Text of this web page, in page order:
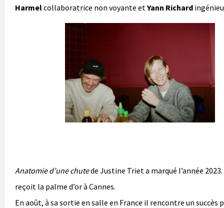
Harmelcollaboratrice non voyante et Yann Richard
Anatomie d’une chutede Justine Triet a marqué l’année
reçoit la palme d’or à Cannes.
En août, à sa sortie en salle en France il rencontre un succès